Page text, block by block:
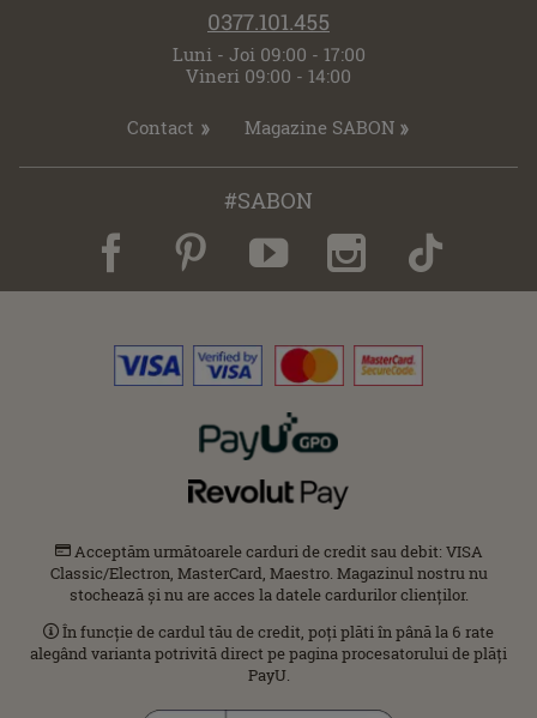
0377.101.455
Luni - Joi 09:00 - 17:00
Vineri 09:00 - 14:00
Contact Magazine SABON
#SABON
Acceptăm următoarele carduri de credit sau debit: VISA
Classic/Electron, MasterCard, Maestro. Magazinul nostru nu
stochează și nu are acces la datele cardurilor clienților.
În funcție de cardul tău de credit, poți plăti în până la 6 rate
alegând varianta potrivită direct pe pagina procesatorului de plăți
PayU.